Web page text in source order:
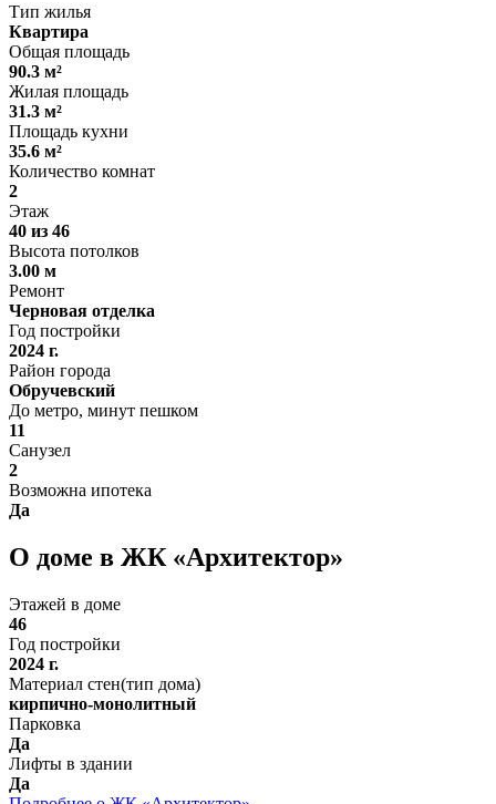
Тип жилья
Квартира
Общая площадь
90.3 м²
Жилая площадь
31.3 м²
Площадь кухни
35.6 м²
Количество комнат
2
Этаж
40 из 46
Высота потолков
3.00 м
Ремонт
Черновая отделка
Год постройки
2024 г.
Район города
Обручевский
До метро, минут пешком
11
Санузел
2
Возможна ипотека
Да
О доме в ЖК «Архитектор»
Этажей в доме
46
Год постройки
2024 г.
Материал стен(тип дома)
кирпично-монолитный
Парковка
Да
Лифты в здании
Да